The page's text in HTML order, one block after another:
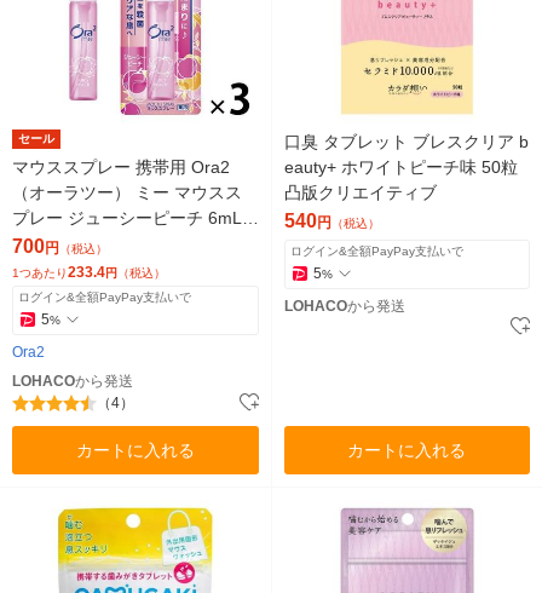
セール
マウススプレー 携帯用 Ora2
（オーラツー） ミー マウスス
プレー ジューシーピーチ 6mL 1
セット（3本）サンスター 口臭
トラベル
700円 （税込）
1つあたり233.4円 （税込）
ログイン&全額PayPay支払いで
5%
Ora2
LOHACOから発送
（4）
カートに入れる
口臭 タブレット ブレスクリア b
eauty+ ホワイトピーチ味 50粒
凸版クリエイティブ
540円 （税込）
ログイン&全額PayPay支払いで
5%
LOHACOから発送
カートに入れる